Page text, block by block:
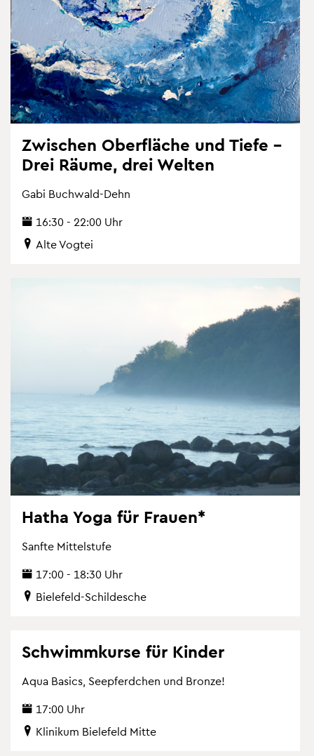
Zwi­schen Ober­flä­che und Tiefe –
Drei Räume, drei Wel­ten
Gabi Buch­wald-Dehn
16:30 - 22:00 Uhr
Alte Vog­tei
Hatha Yoga für Frau­en*
Sanf­te Mit­tel­stu­fe
17:00 - 18:30 Uhr
Bie­le­feld-Schil­desche
Schwimm­kur­se für Kin­der
Aqua Ba­sics, See­pferd­chen und Bron­ze!
17:00 Uhr
Kli­ni­kum Bie­le­feld Mitte